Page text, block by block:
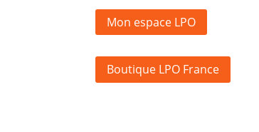
Mon espace LPO
Boutique LPO France